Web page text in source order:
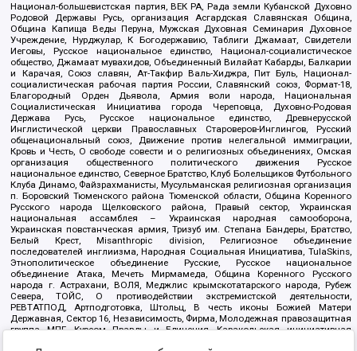
Национал-большевистская партия, ВЕК РА, Рада земли Кубанской Духовно
Родовой Державы Русь, организация Асгардская Славянская Община,
Община Капища Веды Перуна, Мужская Духовная Семинария Духовное
Учреждение, Нурджулар, К Богодержавию, Таблиги Джамаат, Свидетели
Иеговы, Русское национальное единство, Национал-социалистическое
общество, Джамаат мувахидов, Объединенный Вилайат Кабарды, Балкарии
и Карачая, Союз славян, Ат-Такфир Валь-Хиджра, Пит Буль, Национал-
социалистическая рабочая партия России, Славянский союз, Формат-18,
Благородный Орден Дьявола, Армия воли народа, Национальная
Социалистическая Инициатива города Череповца, Духовно-Родовая
Держава Русь, Русское национальное единство, Древнерусской
Инглистической церкви Православных Староверов-Инглингов, Русский
общенациональный союз, Движение против нелегальной иммиграции,
Кровь и Честь, О свободе совести и о религиозных объединениях, Омская
организация общественного политического движения Русское
национальное единство, Северное Братство, Клуб Болельщиков Футбольного
Клуба Динамо, Файзрахманисты, Мусульманская религиозная организация
п. Боровский Тюменского района Тюменской области, Община Коренного
Русского народа Щелковского района, Правый сектор, Украинская
национальная ассамблея – Украинская народная самооборона,
Украинская повстанческая армия, Тризуб им. Степана Бандеры, Братство,
Белый Крест, Misanthropic division, Религиозное объединение
последователей инглиизма, Народная Социальная Инициатива, TulaSkins,
Этнополитическое объединение Русские, Русское национальное
объединение Атака, Мечеть Мирмамеда, Община Коренного Русского
народа г. Астрахани, ВОЛЯ, Меджлис крымскотатарского народа, Рубеж
Севера, ТОЙС, О противодействии экстремистской деятельности,
РЕВТАТПОД, Артподготовка, Штольц, В честь иконы Божией Матери
Державная, Сектор 16, Независимость, Фирма, Молодежная правозащитная
группа МПГ, Курсом Правды и Единения, Каракольская инициативная